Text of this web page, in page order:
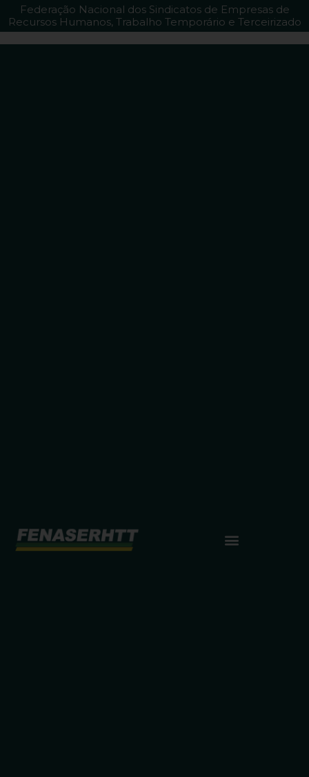
Federação Nacional dos Sindicatos de Empresas de
Recursos Humanos, Trabalho Temporário e Terceirizado